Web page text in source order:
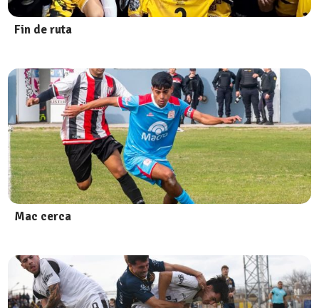
Fin de ruta
Mac cerca